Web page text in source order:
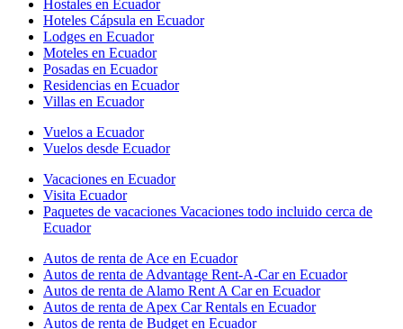
Hostales en Ecuador
Hoteles Cápsula en Ecuador
Lodges en Ecuador
Moteles en Ecuador
Posadas en Ecuador
Residencias en Ecuador
Villas en Ecuador
Vuelos a Ecuador
Vuelos desde Ecuador
Vacaciones en Ecuador
Visita Ecuador
Paquetes de vacaciones Vacaciones todo incluido cerca de
Ecuador
Autos de renta de Ace en Ecuador
Autos de renta de Advantage Rent-A-Car en Ecuador
Autos de renta de Alamo Rent A Car en Ecuador
Autos de renta de Apex Car Rentals en Ecuador
Autos de renta de Budget en Ecuador